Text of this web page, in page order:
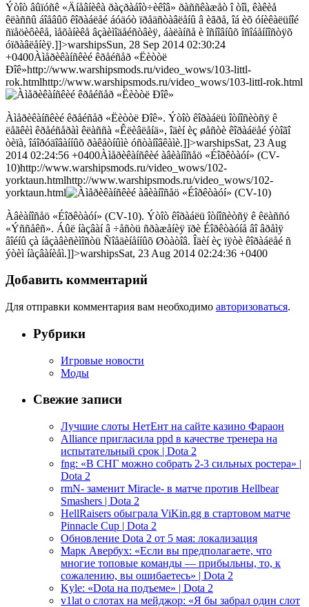
Ýòîò âûïóñê «Äíåâíèêà ðàçðàáîò÷èêîâ» ðàññêàæåò î òîì, êàêèå
êëàññû áîåâûõ êîðàáëåé áóäóò ïðåäñòàâëåíû â èãðå, îá èõ óíèêàëüíîé
ñïåöèôèêå, ìåõàíèêå âçàèìîäåéñòâèÿ, áàëàíñå è îñíîâíûõ îñîáåííîñòÿõ
óïðàâëåíèÿ.]]>warshipsSun, 28 Sep 2014 02:30:24
+0400Àìåðèêàíñêèé êðåéñåð «Ëèòòë
Ðîê»http://www.warshipsmods.ru/video_wows/103-littl-
rok.htmlhttp://www.warshipsmods.ru/video_wows/103-littl-rok.html
Àìåðèêàíñêèé êðåéñåð «Ëèòòë Ðîê». Ýòîò êîðàáëü îòíîñèòñÿ ê
ëåãêèì êðåéñåðàì êëàññà «Êëèâëåíä», îäèí èç øåñòè êîðàáëåé ýòîãî
òèïà, îáîðóäîâàííûõ ðàêåòíûìè óñòàíîâêàìè.]]>warshipsSat, 23 Aug
2014 02:24:56 +0400Àìåðèêàíñêèé àâèàíîñåö «Éîðêòàóí» (CV-
10)http://www.warshipsmods.ru/video_wows/102-
yorktaun.htmlhttp://www.warshipsmods.ru/video_wows/102-
yorktaun.html
Àâèàíîñåö «Éîðêòàóí» (CV-10). Ýòîò êîðàáëü îòíîñèòñÿ ê êëàññó
«Ýññåêñ». Áûë íàçâàí â ÷åñòü ñðàæåíèÿ ïðè Éîðêòàóíå âî âðåìÿ
âîéíû çà íåçàâèñèìîñòü Ñîåäèíåííûõ Øòàòîâ. Îäèí èç ïÿòè êîðàáëåé ñ
ýòèì íàçâàíèåì.]]>warshipsSat, 23 Aug 2014 02:24:36 +0400
Добавить комментарий
Для отправки комментария вам необходимо авторизоваться.
Рубрики
Игровые новости
Моды
Свежие записи
Лучшие слоты НетЕнт на сайте казино Фараон
Alliance пригласила ppd в качестве тренера на
испытательный срок | Dota 2
fng: «В СНГ можно собрать 2-3 сильных ростера» |
Dota 2
rmN- заменит Miracle- в матче против Hellbear
Smashers | Dota 2
HellRaisers обыграла ViKin.gg в стартовом матче
Pinnacle Cup | Dota 2
Обновление Dota 2 от 5 мая: локализация
Марк Авербух: «Если вы предполагаете, что
многие топовые команды — прибыльны, то, к
сожалению, вы ошибаетесь» | Dota 2
Kyle: «Dota на подъеме» | Dota 2
v1lat о слотах на мейджор: «Я бы забрал один слот